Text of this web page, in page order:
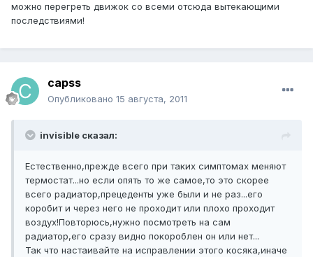
можно перегреть движок со всеми отсюда вытекающими
последствиями!
capss
Опубликовано 15 августа, 2011
invisible сказал:
Естественно,прежде всего при таких симптомах меняют
термостат...но если опять то же самое,то это скорее
всего радиатор,прецеденты уже были и не раз...его
коробит и через него не проходит или плохо проходит
воздух!Повторюсь,нужно посмотреть на сам
радиатор,его сразу видно покороблен он или нет...
Так что настаивайте на исправлении этого косяка,иначе